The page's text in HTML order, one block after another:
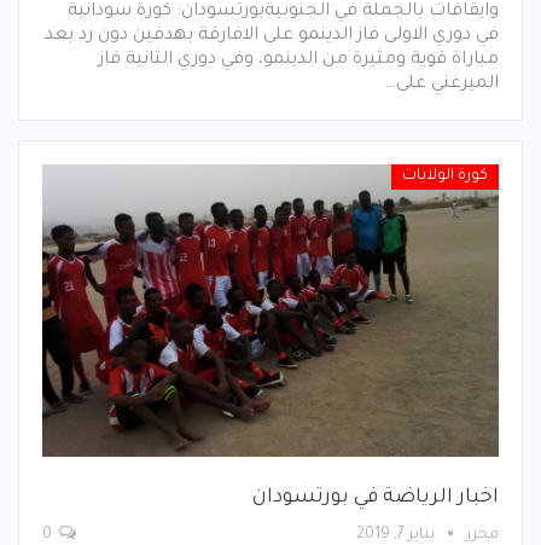
وايقافات بالجملة في الجنوبيةبورتسودان: كورة سودانية
في دوري الاولى فاز الدينمو على الافارقة بهدفين دون رد بعد
مباراة قوية ومثيرة من الدينمو، وفي دوري الثانية فاز
الميرغني على…
كورة الولايات
اخبار الرياضة في بورتسودان
محرر يناير 7, 2019